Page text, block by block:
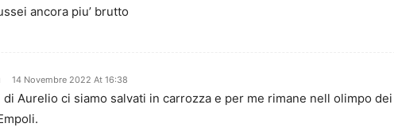
ancora piu’ brutto
14 Novembre 2022 At 16:38
Aurelio ci siamo salvati in carrozza e per me rimane nell olimpo dei